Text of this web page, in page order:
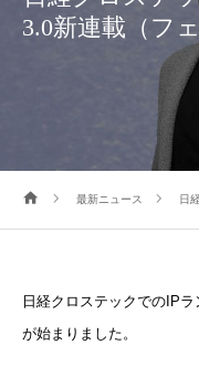
3.0新連載（フ
最新ニュース 日経
日経クロステックでのIP
が始まりました。